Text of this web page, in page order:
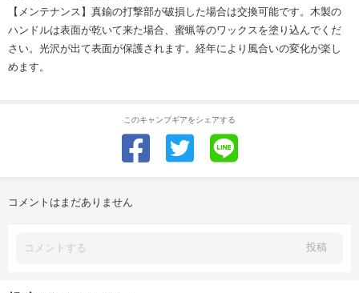
【メンテナンス】真鍮の打撃部が破損した場合は交換可能です。木製の
ハンドルは表面が乾いて来た場合、蜜蝋等のワックスを塗り込んでくだ
さい。光沢が出て表面が保護されます。経年により風合いの変化が楽し
めます。
このキャンプギアをシェアする
コメントはまだありません
投稿